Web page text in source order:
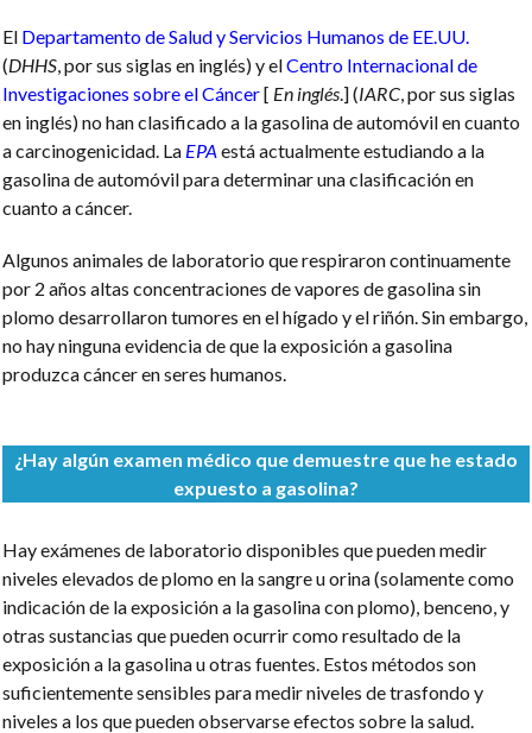
El Departamento de Salud y Servicios Humanos de EE.UU.
(DHHS, por sus siglas en inglés) y elCentro Internacional de
Investigaciones sobre el Cáncer[ En inglés.] (IARC, por sus siglas
en inglés) no han clasificado a la gasolina de automóvil en cuanto
a carcinogenicidad. La EPA está actualmente estudiando a la
gasolina de automóvil para determinar una clasificación en
cuanto a cáncer.
Algunos animales de laboratorio que respiraron continuamente
por 2 años altas concentraciones de vapores de gasolina sin
plomo desarrollaron tumores en el hígado y el riñón. Sin embargo,
no hay ninguna evidencia de que la exposición a gasolina
produzca cáncer en seres humanos.
¿Hay algún examen médico que demuestre que he estado
expuesto a gasolina?
Hay exámenes de laboratorio disponibles que pueden medir
niveles elevados de plomo en la sangre u orina (solamente como
indicación de la exposición a la gasolina con plomo), benceno, y
otras sustancias que pueden ocurrir como resultado de la
exposición a la gasolina u otras fuentes. Estos métodos son
suficientemente sensibles para medir niveles de trasfondo y
niveles a los que pueden observarse efectos sobre la salud.